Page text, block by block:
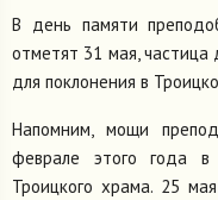
В день памяти
отметят 31 мая,
для поклонения в
Напомним, мощи
феврале этого года в
Троицкого храма. 25